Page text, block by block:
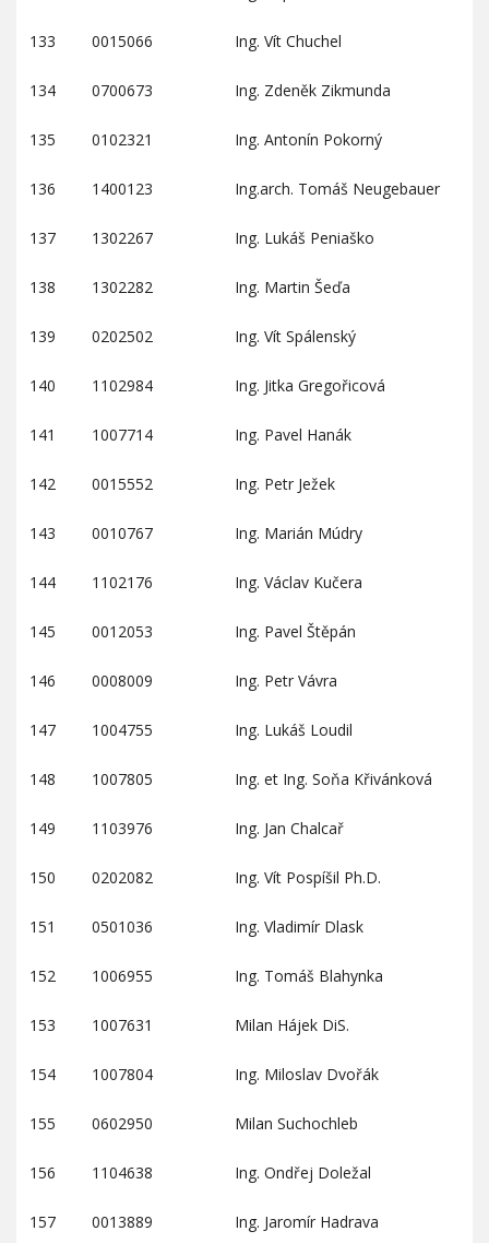
133 0015066 Ing. Vít Chuchel
134 0700673 Ing. Zdeněk Zikmunda
135 0102321 Ing. Antonín Pokorný
136 1400123 Ing.arch. Tomáš Neugebauer
137 1302267 Ing. Lukáš Peniaško
138 1302282 Ing. Martin Šeďa
139 0202502 Ing. Vít Spálenský
140 1102984 Ing. Jitka Gregořicová
141 1007714 Ing. Pavel Hanák
142 0015552 Ing. Petr Ježek
143 0010767 Ing. Marián Múdry
144 1102176 Ing. Václav Kučera
145 0012053 Ing. Pavel Štěpán
146 0008009 Ing. Petr Vávra
147 1004755 Ing. Lukáš Loudil
148 1007805 Ing. et Ing. Soňa Křivánková
149 1103976 Ing. Jan Chalcař
150 0202082 Ing. Vít Pospíšil Ph.D.
151 0501036 Ing. Vladimír Dlask
152 1006955 Ing. Tomáš Blahynka
153 1007631 Milan Hájek DiS.
154 1007804 Ing. Miloslav Dvořák
155 0602950 Milan Suchochleb
156 1104638 Ing. Ondřej Doležal
157 0013889 Ing. Jaromír Hadrava